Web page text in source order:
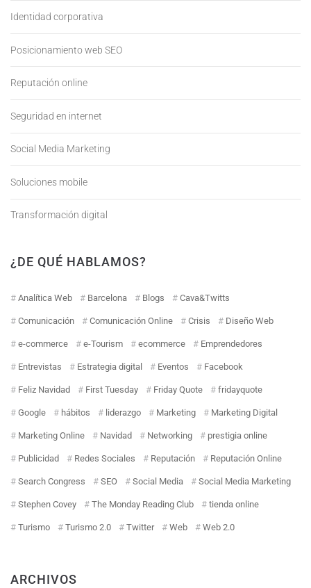
Identidad corporativa
Posicionamiento web SEO
Reputación online
Seguridad en internet
Social Media Marketing
Soluciones mobile
Transformación digital
¿DE QUÉ HABLAMOS?
Analítica Web Barcelona Blogs Cava&Twitts
Comunicación Comunicación Online Crisis Diseño Web
e-commerce e-Tourism ecommerce Emprendedores
Entrevistas Estrategia digital Eventos Facebook
Feliz Navidad First Tuesday Friday Quote fridayquote
Google hábitos liderazgo Marketing Marketing Digital
Marketing Online Navidad Networking prestigia online
Publicidad Redes Sociales Reputación Reputación Online
Search Congress SEO Social Media Social Media Marketing
Stephen Covey The Monday Reading Club tienda online
Turismo Turismo 2.0 Twitter Web Web 2.0
ARCHIVOS